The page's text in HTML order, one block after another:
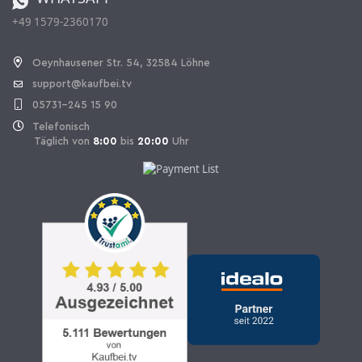
Vertrag widerrufen
+49 1579-2360170
Oeynhausener Str. 54, 32584 Löhne
support@kaufbei.tv
05731-245 15 90
Telefonisch
Täglich von 8:00 bis 20:00 Uhr